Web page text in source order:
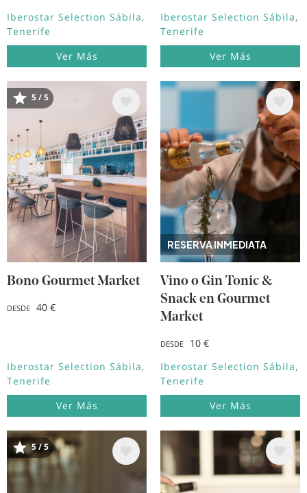
Iberostar Selection Sábila
Tenerife
Ver Más
Iberostar Selection Sábila
Tenerife
Ver Más
Image
5 / 5
Bono Gourmet Market
DESDE 40 €
Iberostar Selection Sábila
Tenerife
Ver Más
RESERVA INMEDIATA
Vino o Gin Tonic &
Snack en Gourmet
Market
DESDE
10 €
Iberostar Selection Sábila
Tenerife
Ver Más
Image
5 / 5
Image